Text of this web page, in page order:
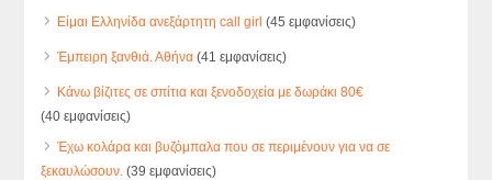
Είμαι Ελληνίδα ανεξάρτητη call girl (45 εμφανίσεις)
Έμπειρη ξανθιά. Αθήνα (41 εμφανίσεις)
Κάνω βίζιτες σε σπίτια και ξενοδοχεία με δωράκι 80€
(40 εμφανίσεις)
Έχω κολάρα και βυζόμπαλα που σε περιμένουν για να σε
ξεκαυλώσουν. (39 εμφανίσεις)